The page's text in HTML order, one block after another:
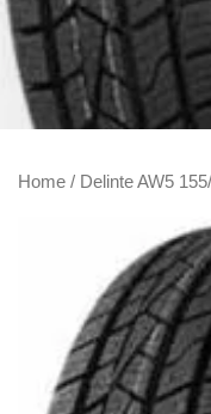
Home / Delinte AW5